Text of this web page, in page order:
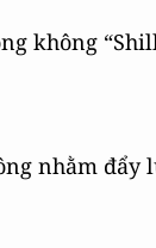
không
nhằm đẩy